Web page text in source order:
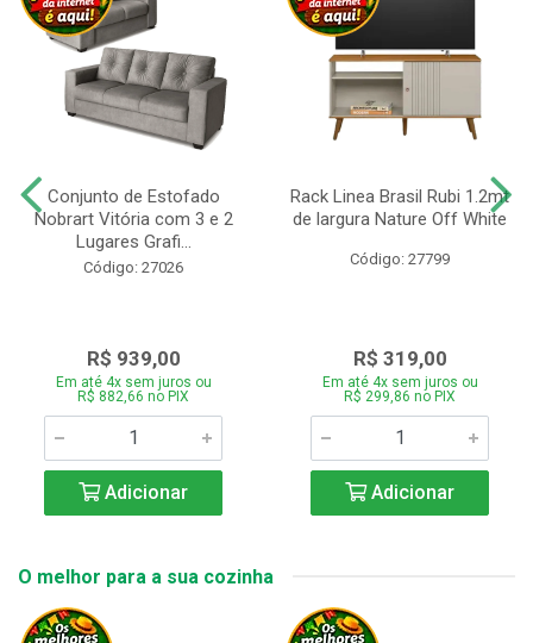
Conjunto de Estofado
Nobrart Vitória com 3 e 2
Lugares Grafi...
Código: 27026
R$ 939,00
Em até 4x sem juros ou
R$ 882,66 no PIX
Adicionar
Rack Linea Brasil Rubi 1.2mt
de largura Nature Off White
Código: 27799
R$ 319,00
Em até 4x sem juros ou
R$ 299,86 no PIX
Adicionar
O melhor para a sua cozinha